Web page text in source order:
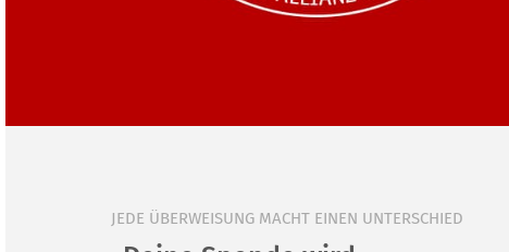
JEDE ÜBERWEISUNG MACHT EINEN UNTERSCHIED